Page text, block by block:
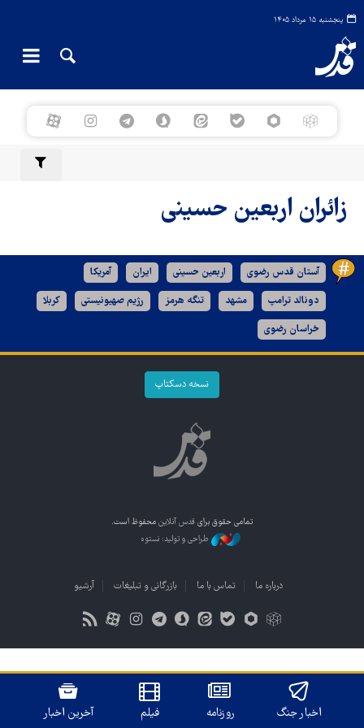
پنجشنبه ۱۵ مرداد ۱۴۰۵
زائران اربعین حسینی
آستان قدس رضوی اربعین حسینی ایران آمریکا
دونالد ترامپ مشهد تنگه هرمز رژیم صهیونیستی کربلا
خراسان رضوی
نسخه دسکتاپ
تمامی حقوق برای قدس آنلاین محفوظ است.
طراحی و تولید: نستوه
درباره ما تماس با ما بازرگانی و تبلیغات آرشیو
اخبار جنگ روزنامه فیلم آخرین اخبار